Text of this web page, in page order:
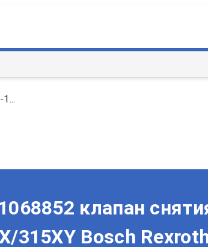
клапан
315XY Bosch